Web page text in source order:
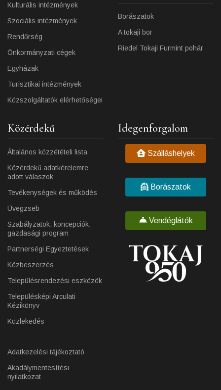
Kulturális intézmények
Szociális intézmények
Rendőrség
Önkormányzati cégek
Egyházak
Turisztikai intézmények
Közszolgáltatók elérhetőségei
Borászatok
A tokaji bor
Riedel Tokaji Furmint pohár
Közérdekű
Általános közzétételi lista
Közérdekű adatkérelemre
adott válaszok
Tevékenységek és működés
Üvegzseb
Szabályzatok, koncepciók,
gazdasági program
Partnerségi Egyeztetések
Közbeszerzés
Településrendezési eszközök
Településképi Arculati
Kézikönyv
Közlekedés
Adatkezelési tájékoztató
Akadálymentesítési
nyilatkozat
Idegenforgalom
Szálláshelyek
Borászatok
Vendéglátók